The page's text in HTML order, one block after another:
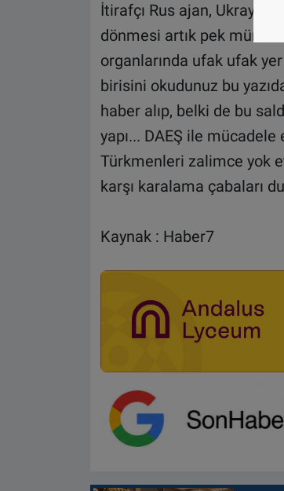
İtirafçı Rus ajan,
dönmesi artık pek
organlarında ufak ufak
birisini okudunuz bu
haber alıp, belki de bu
yapı... DAEŞ ile
Türkmenleri zalimce yok
karşı karalama çabaları
Kaynak : Haber7